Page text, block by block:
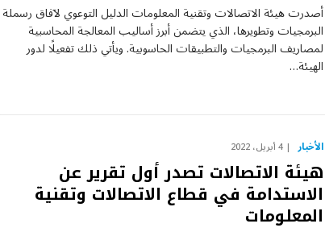
أصدرت هيئة الاتصالات وتقنية المعلومات الدليل التوعوي لآفاق رسملة
البرمجيات وتطويرها، الذي يتضمن أبرز أساليب المعالجة المحاسبية
لمصاريف البرمجيات والتطبيقات الحاسوبية. ويأتي ذلك تفعيلًا لدور
الهيئة…
الأخبار 4 أبريل، 2022
هيئة الاتصالات تصدر أول تقرير عن
الاستدامة في قطاع الاتصالات وتقنية
المعلومات